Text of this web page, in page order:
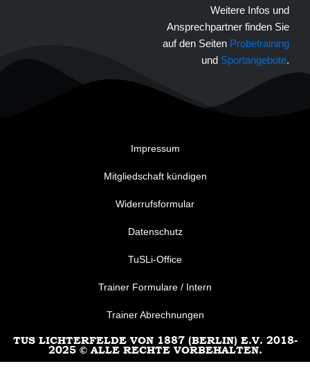
Weitere Infos und
Ansprechpartner finden Sie
auf den Seiten Probetraining
und Sportangebote.
Impressum
Mitgliedschaft kündigen
Widerrufsformular
Datenschutz
TuSLi-Office
Trainer Formulare / Intern
Trainer Abrechnungen
TUS LICHTERFELDE VON 1887 (BERLIN) E.V. 2018-
2025 © ALLE RECHTE VORBEHALTEN.